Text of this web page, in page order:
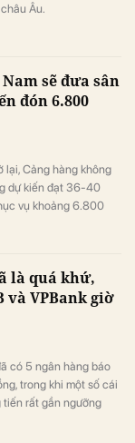
Âu.
sẽ đưa sân
đón 6.800
lại, Cảng hàng không
dự kiến đạt 36-40
vụ khoảng 6.800
là quá khứ,
và VPBank giờ
có 5 ngân hàng báo
trong khi một số cái
rất gần ngưỡng